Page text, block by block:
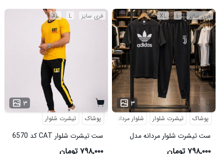
فری سایز L
XL
۳
پوشاک تیشرت شلوار
ست تیشرت شلوار CAT کد 6570
۷۹۸,۰۰۰ تومان
فری سایز L
XL
۳ ...
پوشاک تیشرت شلوار شلوار مردانه
ست تیشرت شلوار مردانه مدل
Adidas کد 6569
۷۹۸,۰۰۰ تومان